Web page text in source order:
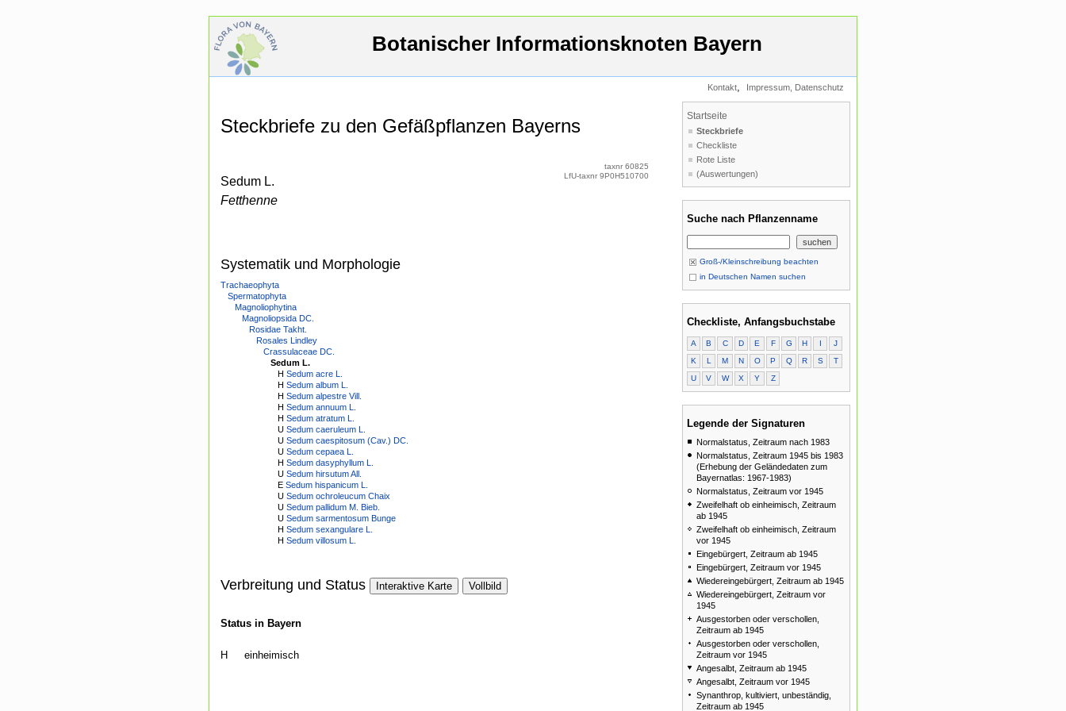
Botanischer Informationsknoten Bayern
Kontakt, Impressum, Datenschutz
Steckbriefe zu den Gefäßpflanzen Bayerns
Sedum L.
Fetthenne
taxnr 60825
LfU-taxnr 9P0H510700
Systematik und Morphologie
Trachaeophyta
Spermatophyta
Magnoliophytina
Magnoliopsida DC.
Rosidae Takht.
Rosales Lindley
Crassulaceae DC.
Sedum L.
H Sedum acre L.
H Sedum album L.
H Sedum alpestre Vill.
H Sedum annuum L.
H Sedum atratum L.
U Sedum caeruleum L.
U Sedum caespitosum (Cav.) DC.
U Sedum cepaea L.
H Sedum dasyphyllum L.
U Sedum hirsutum All.
E Sedum hispanicum L.
U Sedum ochroleucum Chaix
U Sedum pallidum M. Bieb.
U Sedum sarmentosum Bunge
H Sedum sexangulare L.
H Sedum villosum L.
Verbreitung und Status Interaktive Karte Vollbild
Status in Bayern
H einheimisch
Startseite
Steckbriefe
Checkliste
Rote Liste
(Auswertungen)
Suche nach Pflanzenname
Groß-/Kleinschreibung beachten
in Deutschen Namen suchen
Checkliste, Anfangsbuchstabe
A B C D E F G H I
J
K
L M N O P Q R S
T
U
V W X Y Z
Legende der Signaturen
Normalstatus, Zeitraum nach 1983
Normalstatus, Zeitraum 1945 bis 1983
(Erhebung der Geländedaten zum
Bayernatlas: 1967-1983)
Normalstatus, Zeitraum vor 1945
Zweifelhaft ob einheimisch, Zeitraum
ab 1945
Zweifelhaft ob einheimisch, Zeitraum
vor 1945
Eingebürgert, Zeitraum ab 1945
Eingebürgert, Zeitraum vor 1945
Wiedereingebürgert, Zeitraum ab 1945
Wiedereingebürgert, Zeitraum vor
1945
Ausgestorben oder verschollen,
Zeitraum ab 1945
Ausgestorben oder verschollen,
Zeitraum vor 1945
Angesalbt, Zeitraum ab 1945
Angesalbt, Zeitraum vor 1945
Synanthrop, kultiviert, unbeständig,
Zeitraum ab 1945